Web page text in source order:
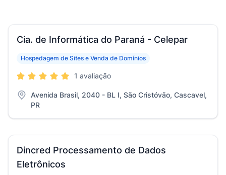
Cia. de Informática do Paraná - Celepar
Hospedagem de Sites e Venda de Domínios
1 avaliação
Avenida Brasil, 2040 - BL I, São Cristóvão, Cascavel,
PR
Dincred Processamento de Dados
Eletrônicos